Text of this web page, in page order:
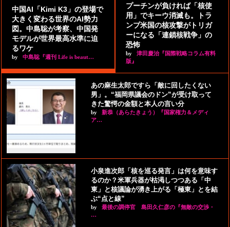
中国AI「Kimi K3」の登場で
大きく変わる世界のAI勢力
図。中島聡が考察、中国発
モデルが世界最高水準に迫
るワケ
by 中島聡『週刊 Life is beaut…
プーチンが負ければ「核使
用」でキーウ消滅も。トラ
ンプ米国の核攻撃がトリガ
ーになる「連鎖核戦争」の
恐怖
by
津田慶治『国際戦略コラム有料
版』
あの麻生太郎ですら「敵に回したくない
男」。“福岡県議会のドン”が受け取って
きた驚愕の金額と本人の言い分
by
新恭（あらたきょう）『国家権力＆メディ
ア…
小泉進次郎「核を巡る発言」は何を意味す
るのか？米軍兵器が枯渇しつつある「中
東」と核議論が湧き上がる「極東」とを結
ぶ“点と線”
by
最後の調停官 島田久仁彦の『無敵の交渉・
…